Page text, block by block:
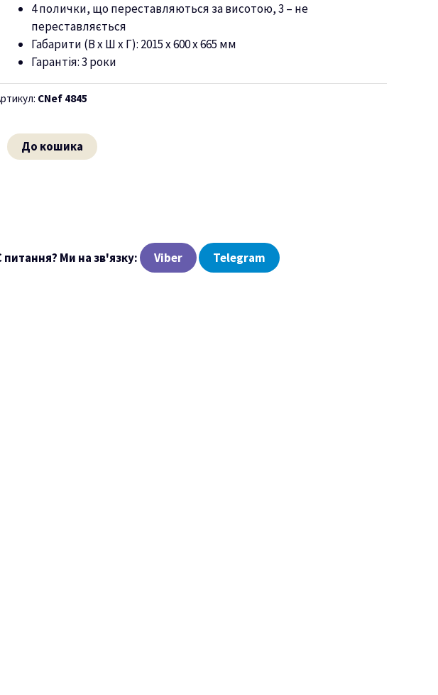
4 полички, що переставляються за висотою, 3 – не
переставляється
Габарити (В х Ш х Г): 2015х600х665 мм
Гарантія:3 роки
CNef 4845
До кошика
питання? Ми на зв'язку: Viber Telegram